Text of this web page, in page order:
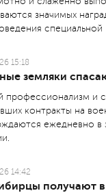
значимых
15:18
земляки
профессионализм и
контракты на
ежедневно в
14:42
получают